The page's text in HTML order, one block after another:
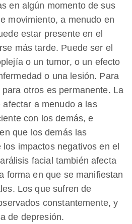
en algún momento de sus
movimiento, a menudo en
estar presente en el
más tarde. Puede ser el
o un tumor, o un efecto
o una lesión. Para
otros es permanente. La
a menudo a las
con los demás, e
que los demás las
impactos negativos en el
facial también afecta
forma en que se manifiestan
Los que sufren de
constantemente, y
de depresión.